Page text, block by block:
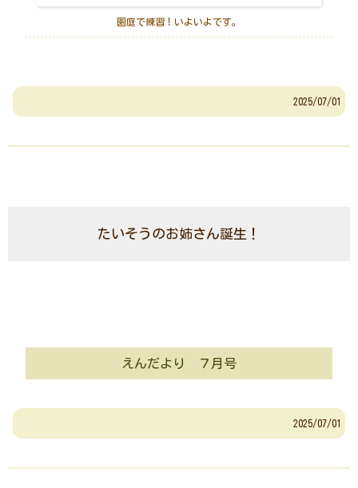
園庭で練習！いよいよです。
2025/07/01
たいそうのお姉さん誕生！
えんだより ７月号
2025/07/01